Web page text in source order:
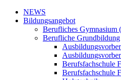
NEWS
Bildungsangebot
Berufliches
Berufliche Grundbildung
Berufsfachschule
Berufsfachschule